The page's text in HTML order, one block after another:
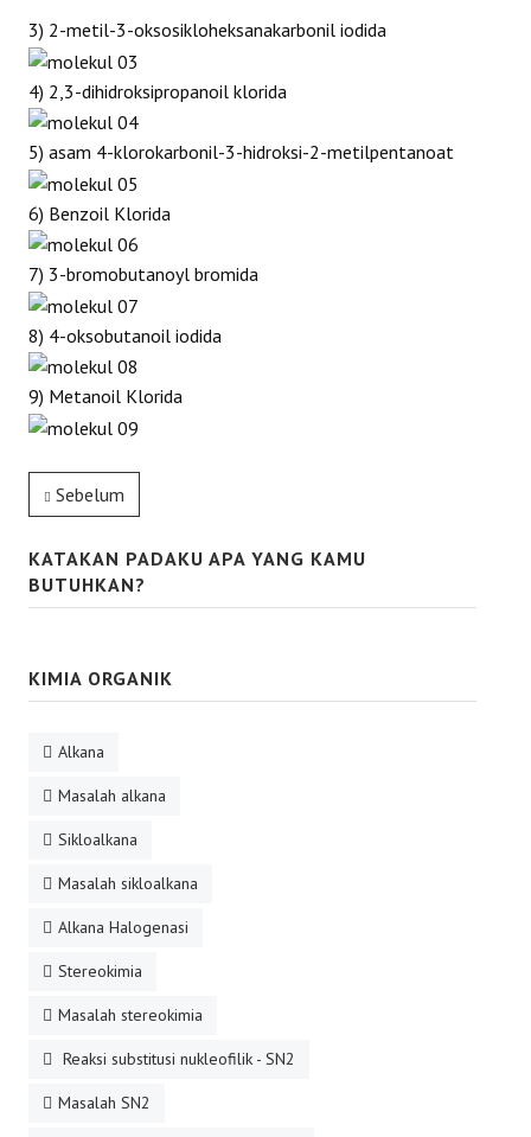
3) 2-metil-3-oksosikloheksanakarbonil iodida
4) 2,3-dihidroksipropanoil klorida
5) asam 4-klorokarbonil-3-hidroksi-2-metilpentanoat
6) Benzoil Klorida
7) 3-bromobutanoyl bromida
8) 4-oksobutanoil iodida
9) Metanoil Klorida
Sebelum
KATAKAN PADAKU APA YANG KAMU
BUTUHKAN?
KIMIA ORGANIK
Alkana
Masalah alkana
Sikloalkana
Masalah sikloalkana
Alkana Halogenasi
Stereokimia
Masalah stereokimia
Reaksi substitusi nukleofilik - SN2
Masalah SN2